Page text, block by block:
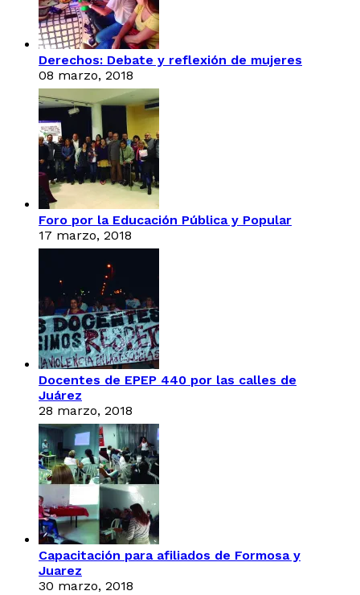
Derechos: Debate y reflexión de mujeres
08 marzo, 2018
Foro por la Educación Pública y Popular
17 marzo, 2018
Docentes de EPEP 440 por las calles de
Juárez
28 marzo, 2018
Capacitación para afiliados de Formosa y
Juarez
30 marzo, 2018